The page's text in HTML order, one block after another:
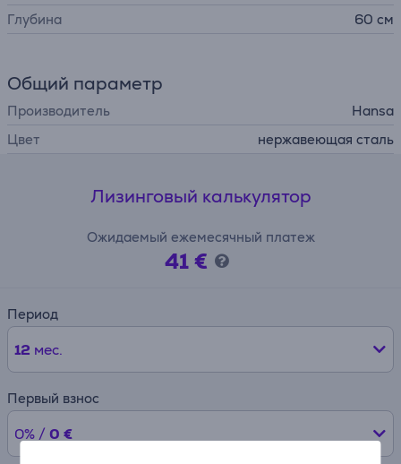
Глубина
60 см
Общий параметр
Производитель
Hansa
Цвет
нержавеющая сталь
Лизинговый калькулятор
Ожидаемый ежемесячный платеж
41 €
Период
12 мес.
Первый взнос
0% / 0 €